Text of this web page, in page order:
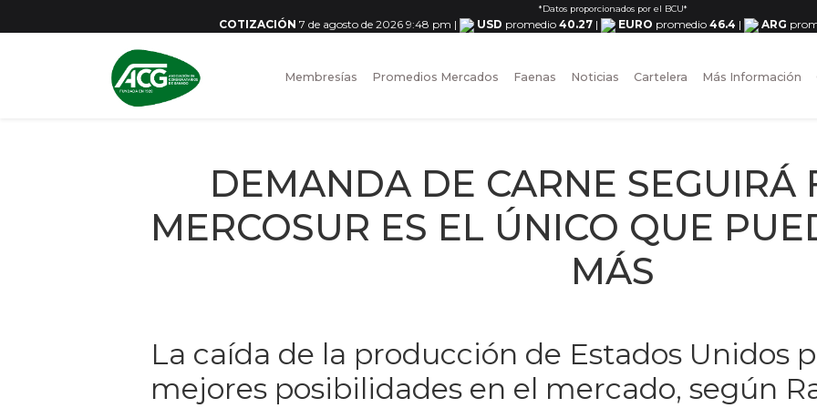
*Datos proporcionados por el BCU*
COTIZACIÓN 7 de agosto de 2026 9:48 pm | USD promedio 40.27 | EURO promedio 46.4 | ARG
Membresías Promedios Mercados Faenas Noticias Cartelera Más Información
DEMANDA DE CARNE SEGUIRÁ
MERCOSUR ES EL ÚNICO QUE
MÁS
La caída de la producción de Estados Unidos
mejores posibilidades en el mercado, según